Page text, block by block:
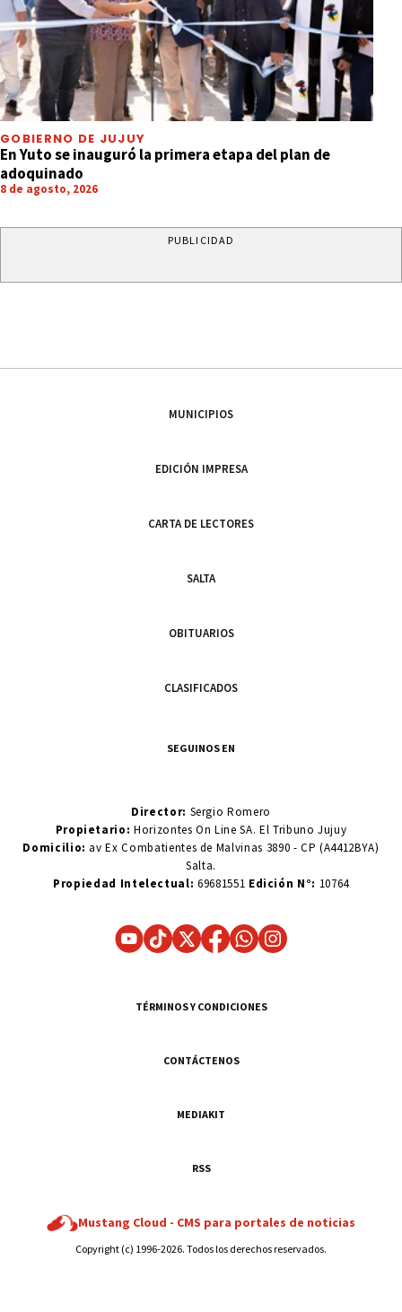
GOBIERNO DE JUJUY
En Yuto se inauguró la primera etapa del plan de
adoquinado
8 de agosto, 2026
PUBLICIDAD
MUNICIPIOS
EDICIÓN IMPRESA
CARTA DE LECTORES
SALTA
OBITUARIOS
CLASIFICADOS
SEGUINOS EN
Director: Sergio Romero
Propietario:Horizontes On Line SA. El Tribuno Jujuy
Domicilio: av Ex Combatientes de Malvinas 3890 - CP (A4412BYA)
Salta.
Propiedad Intelectual: 69681551 Edición N°: 10764
TÉRMINOS Y CONDICIONES
CONTÁCTENOS
MEDIAKIT
RSS
Mustang Cloud - CMS para portales de noticias
Copyright (c) 1996-2026. Todos los derechos reservados.